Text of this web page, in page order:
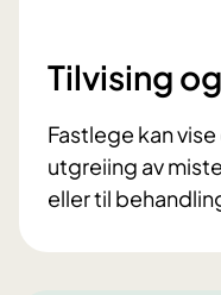
Tilvising
Fastlege kan
utgreiing av
eller til